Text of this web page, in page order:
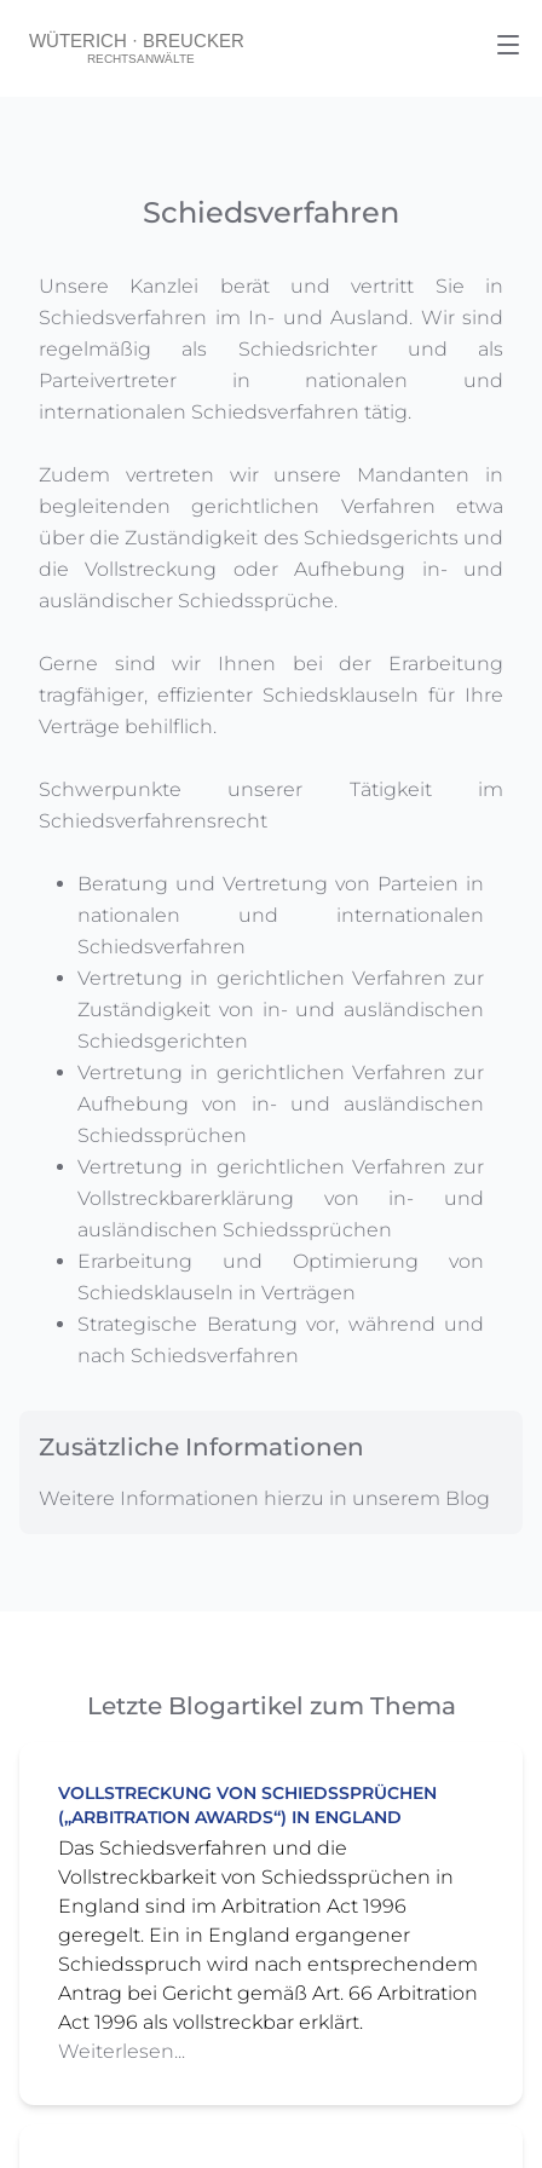
Schiedsverfahren
Unsere Kanzlei berät und vertritt Sie in
Schiedsverfahren im In- und Ausland. Wir sind
regelmäßig als Schiedsrichter und als
Parteivertreter in nationalen und
internationalen Schiedsverfahren tätig.
Zudem vertreten wir unsere Mandanten in
begleitenden gerichtlichen Verfahren etwa
über die Zuständigkeit des Schiedsgerichts und
die Vollstreckung oder Aufhebung in- und
ausländischer Schiedssprüche.
Gerne sind wir Ihnen bei der Erarbeitung
tragfähiger, effizienter Schiedsklauseln für Ihre
Verträge behilflich.
Schwerpunkte unserer Tätigkeit im
Schiedsverfahrensrecht
Beratung und Vertretung von Parteien in
nationalen und internationalen
Schiedsverfahren
Vertretung in gerichtlichen Verfahren zur
Zuständigkeit von in- und ausländischen
Schiedsgerichten
Vertretung in gerichtlichen Verfahren zur
Aufhebung von in- und ausländischen
Schiedssprüchen
Vertretung in gerichtlichen Verfahren zur
Vollstreckbarerklärung von in- und
ausländischen Schiedssprüchen
Erarbeitung und Optimierung von
Schiedsklauseln in Verträgen
Strategische Beratung vor, während und
nach Schiedsverfahren
Zusätzliche Informationen
Weitere Informationen hierzu in unserem Blog
Letzte Blogartikel zum Thema
VOLLSTRECKUNG VON SCHIEDSSPRÜCHEN
(„ARBITRATION AWARDS“) IN ENGLAND
Das Schiedsverfahren und die
Vollstreckbarkeit von Schiedssprüchen in
England sind im Arbitration Act 1996
geregelt. Ein in England ergangener
Schiedsspruch wird nach entsprechendem
Antrag bei Gericht gemäß Art. 66 Arbitration
Act 1996 als vollstreckbar erklärt.
Weiterlesen...